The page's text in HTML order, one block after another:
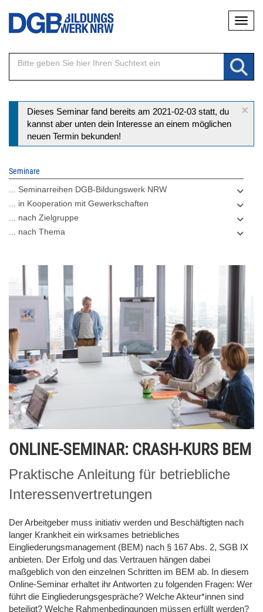
Direkt
Inhalt
×
Statusmeldung
Dieses Seminar fand bereits am 2021-02-03 statt, du
kannst aber unten dein Interesse an einem möglichen
neuen Termin bekunden!
Seminare
... Seminarreihen DGB-Bildungswerk NRW
... in Kooperation mit Gewerkschaften
... nach Zielgruppe
... nach Thema
ONLINE-SEMINAR: CRASH-KURS BEM
Praktische Anleitung für betriebliche
Interessenvertretungen
Der Arbeitgeber muss initiativ werden und Beschäftigten nach
langer Krankheit ein wirksames betriebliches
Eingliederungsmanagement (BEM) nach § 167 Abs. 2, SGB IX
anbieten. Der Erfolg und das Vertrauen hängen dabei
maßgeblich von den einzelnen Schritten im BEM ab. In diesem
Online-Seminar erhaltet ihr Antworten zu folgenden Fragen: Wer
führt die Eingliederungsgespräche? Welche Akteur*innen sind
beteiligt? Welche Rahmenbedingungen müssen erfüllt werden?